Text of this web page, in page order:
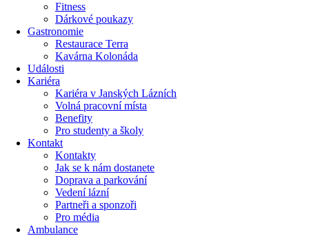
Fitness
Dárkové poukazy​
Gastronomie
Restaurace Terra
Kavárna Kolonáda
Události
Kariéra
Kariéra v Janských Lázních
Volná pracovní místa
Benefity
Pro studenty a školy
Kontakt
Kontakty
Jak se k nám dostanete
Doprava a parkování
Vedení lázní
Partneři a sponzoři
Pro média
Ambulance